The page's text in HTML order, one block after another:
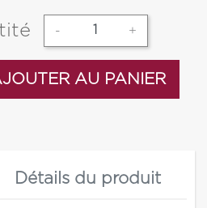
- +
AU PANIER
Détails du produit